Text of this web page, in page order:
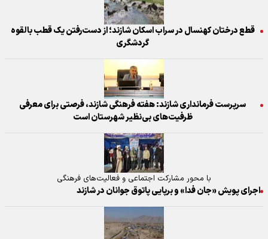
قطع درختان کهنسال در سراب اسکان شازند؛ از دست‌رفتن یک قطب بالقوه
گردشگری
سرپرست فرمانداری شازند: هفته فرهنگی شازند، فرصتی برای معرفی
ظرفیت‌های بی‌نظیر شهرستان است
با محور مشارکت اجتماعی و فعالیت‌های فرهنگی
اجرای پویش «جان فدا» و برپایی پاتوق جوانان در شازند